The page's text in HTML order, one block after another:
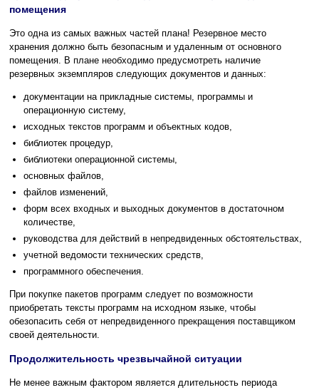
помещения
Это одна из самых важных частей плана! Резервное место
хранения должно быть безопасным и удаленным от основного
помещения. В плане необходимо предусмотреть наличие
резервных экземпляров следующих документов и данных:
документации на прикладные системы, программы и
операционную систему,
исходных текстов программ и объектных кодов,
библиотек процедур,
библиотеки операционной системы,
основных файлов,
файлов изменений,
форм всех входных и выходных документов в достаточном
количестве,
руководства для действий в непредвиденных обстоятельствах,
учетной ведомости технических средств,
программного обеспечения.
При покупке пакетов программ следует по возможности
приобретать тексты программ на исходном языке, чтобы
обезопасить себя от непредвиденного прекращения поставщиком
своей деятельности.
Продолжительность чрезвычайной ситуации
Не менее важным фактором является длительность периода